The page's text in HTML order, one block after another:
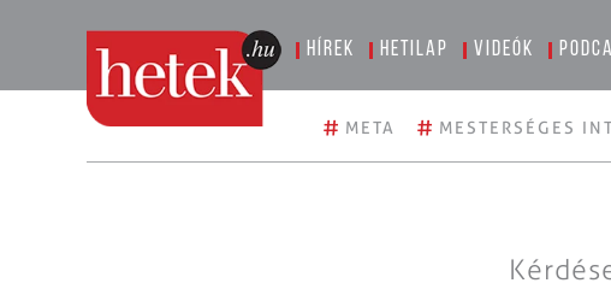
Hírek Hetilap Videók
# META # MESTERSÉGES